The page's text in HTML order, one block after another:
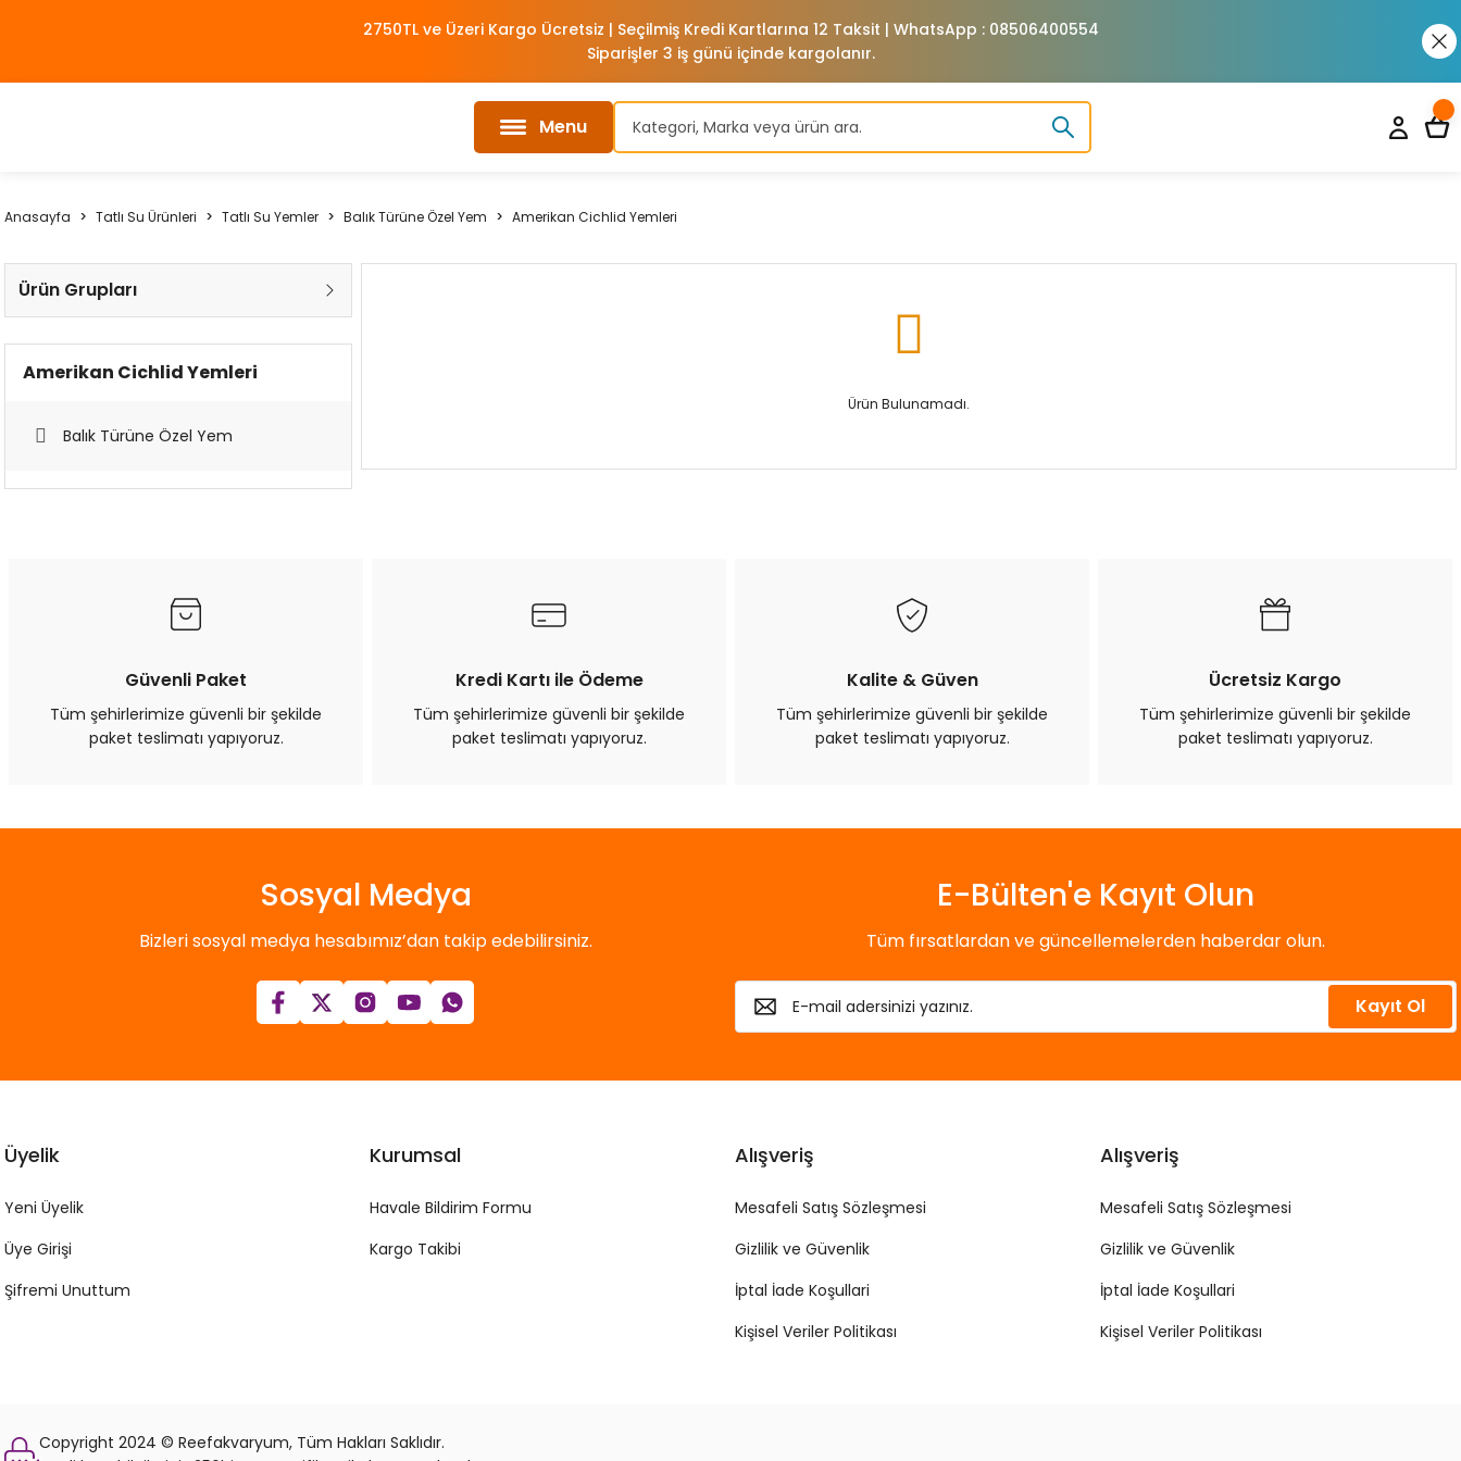
2750TL ve Üzeri Kargo Ücretsiz | Seçilmiş Kredi Kartlarına 12 Taksit | WhatsApp : 08506400554
Siparişler 3 iş günü içinde kargolanır.
Menu
Anasayfa Tatlı Su Ürünleri Tatlı Su Yemler Balık Türüne Özel Yem Amerikan Cichlid Yemleri
Ürün Grupları
Amerikan Cichlid Yemleri
Balık Türüne Özel Yem
Ürün Bulunamadı.
Güvenli Paket
Tüm şehirlerimize güvenli bir şekilde
paket teslimatı yapıyoruz.
Kredi Kartı ile Ödeme
Tüm şehirlerimize güvenli bir şekilde
paket teslimatı yapıyoruz.
Kalite & Güven
Tüm şehirlerimize güvenli bir şekilde
paket teslimatı yapıyoruz.
Ücretsiz Kargo
Tüm şehirlerimize güvenli bir şekilde
paket teslimatı yapıyoruz.
Sosyal Medya
Bizleri sosyal medya hesabımız’dan takip edebilirsiniz.
E-Bülten'e Kayıt Olun
Tüm fırsatlardan ve güncellemelerden haberdar olun.
Kayıt Ol
Üyelik
Yeni Üyelik
Üye Girişi
Şifremi Unuttum
Kurumsal
Havale Bildirim Formu
Kargo Takibi
Alışveriş
Mesafeli Satış Sözleşmesi
Gizlilik ve Güvenlik
İptal İade Koşullari
Kişisel Veriler Politikası
Alışveriş
Mesafeli Satış Sözleşmesi
Gizlilik ve Güvenlik
İptal İade Koşullari
Kişisel Veriler Politikası
Copyright 2024 © Reefakvaryum, Tüm Hakları Saklıdır.